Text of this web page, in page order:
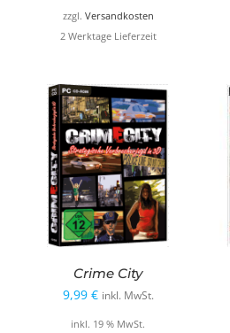
zzgl. Versandkosten
2 Werktage Lieferzeit
Crime City
9,99 € inkl. MwSt.
inkl. 19 % MwSt.